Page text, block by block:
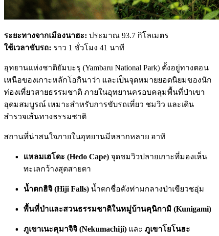
ระยะทางจากเมืองนาฮะ: ประมาณ 93.7 กิโลเมตร
ใช้เวลาขับรถ: ราว 1 ชั่วโมง 41 นาที
อุทยานแห่งชาติยัมบะรุ (Yambaru National Park) ตั้งอยู่ทางตอน
เหนือของเกาะหลักโอกินาว่า และเป็นจุดหมายยอดนิยมของนัก
ท่องเที่ยวสายธรรมชาติ ภายในอุทยานครอบคลุมพื้นที่ป่าเขา
อุดมสมบูรณ์ เหมาะสำหรับการขับรถเที่ยว ชมวิว และเดิน
สำรวจเส้นทางธรรมชาติ
สถานที่น่าสนใจภายในอุทยานมีหลากหลาย อาทิ
แหลมเฮโดะ (Hedo Cape) จุดชมวิวปลายเกาะที่มองเห็น
ทะเลกว้างสุดสายตา
น้ำตกฮิจิ (Hiji Falls) น้ำตกชื่อดังท่ามกลางป่าเขียวชอุ่ม
พื้นที่ป่าและสวนธรรมชาติในหมู่บ้านคุนิกามิ (Kunigami)
ภูเขาเนะคุมาจิจิ (Nekumachiji) และ ภูเขาโยโนฮะ